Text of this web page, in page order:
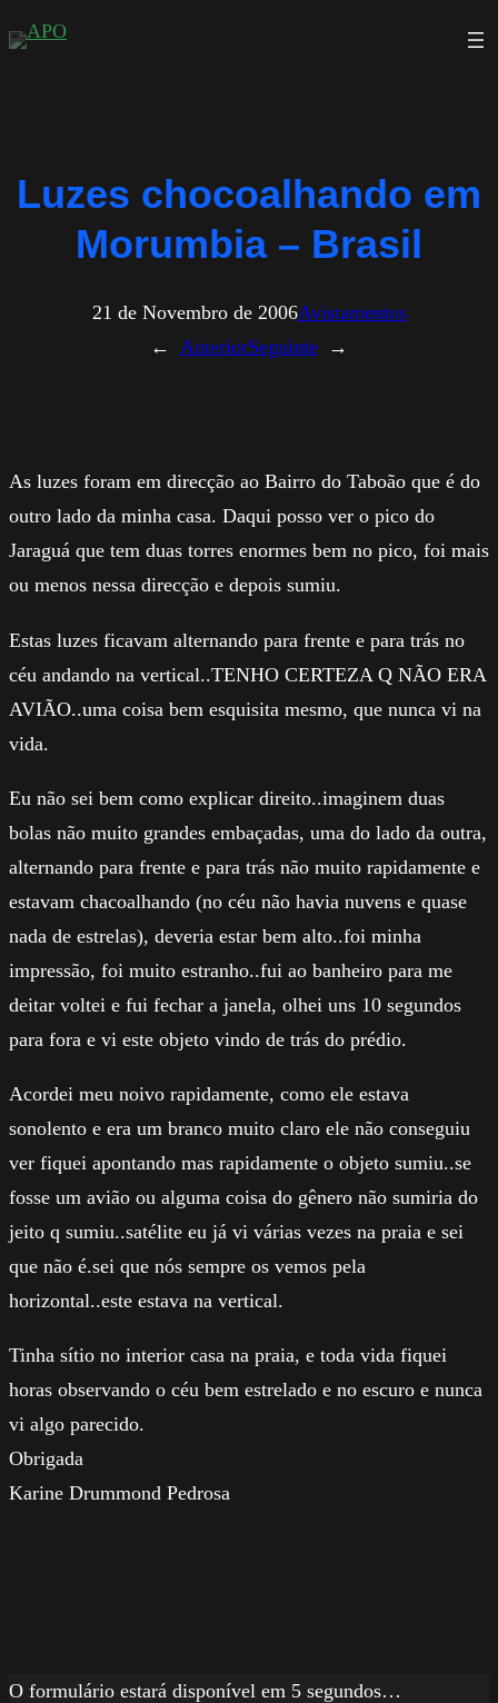
Saltar
Luzes chocoalhando em
Morumbia – Brasil
21 de Novembro de 2006Avistamentos
← AnteriorSeguinte →
As luzes foram em direcção ao Bairro do Taboão que é do
outro lado da minha casa. Daqui posso ver o pico do
Jaraguá que tem duas torres enormes bem no pico, foi mais
ou menos nessa direcção e depois sumiu.
Estas luzes ficavam alternando para frente e para trás no
céu andando na vertical..TENHO CERTEZA Q NÃO ERA
AVIÃO..uma coisa bem esquisita mesmo, que nunca vi na
vida.
Eu não sei bem como explicar direito..imaginem duas
bolas não muito grandes embaçadas, uma do lado da outra,
alternando para frente e para trás não muito rapidamente e
estavam chacoalhando (no céu não havia nuvens e quase
nada de estrelas), deveria estar bem alto..foi minha
impressão, foi muito estranho..fui ao banheiro para me
deitar voltei e fui fechar a janela, olhei uns 10 segundos
para fora e vi este objeto vindo de trás do prédio.
Acordei meu noivo rapidamente, como ele estava
sonolento e era um branco muito claro ele não conseguiu
ver fiquei apontando mas rapidamente o objeto sumiu..se
fosse um avião ou alguma coisa do gênero não sumiria do
jeito q sumiu..satélite eu já vi várias vezes na praia e sei
que não é.sei que nós sempre os vemos pela
horizontal..este estava na vertical.
Tinha sítio no interior casa na praia, e toda vida fiquei
horas observando o céu bem estrelado e no escuro e nunca
vi algo parecido.
Obrigada
Karine Drummond Pedrosa
O formulário estará disponível em 5 segundos…